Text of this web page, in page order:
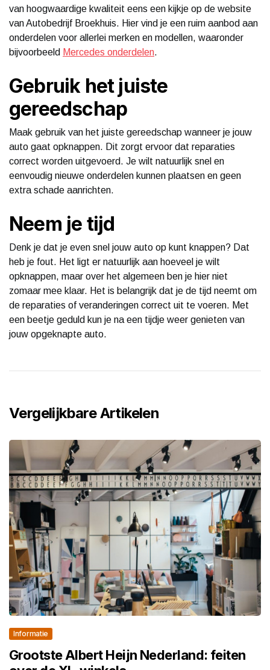
van hoogwaardige kwaliteit eens een kijkje op de website
van Autobedrijf Broekhuis. Hier vind je een ruim aanbod aan
onderdelen voor allerlei merken en modellen, waaronder
bijvoorbeeld Mercedes onderdelen.
Gebruik het juiste
gereedschap
Maak gebruik van het juiste gereedschap wanneer je jouw
auto gaat opknappen. Dit zorgt ervoor dat reparaties
correct worden uitgevoerd. Je wilt natuurlijk snel en
eenvoudig nieuwe onderdelen kunnen plaatsen en geen
extra schade aanrichten.
Neem je tijd
Denk je dat je even snel jouw auto op kunt knappen? Dat
heb je fout. Het ligt er natuurlijk aan hoeveel je wilt
opknappen, maar over het algemeen ben je hier niet
zomaar mee klaar. Het is belangrijk dat je de tijd neemt om
de reparaties of veranderingen correct uit te voeren. Met
een beetje geduld kun je na een tijdje weer genieten van
jouw opgeknapte auto.
Vergelijkbare Artikelen
Informatie
Grootste Albert Heijn Nederland: feiten